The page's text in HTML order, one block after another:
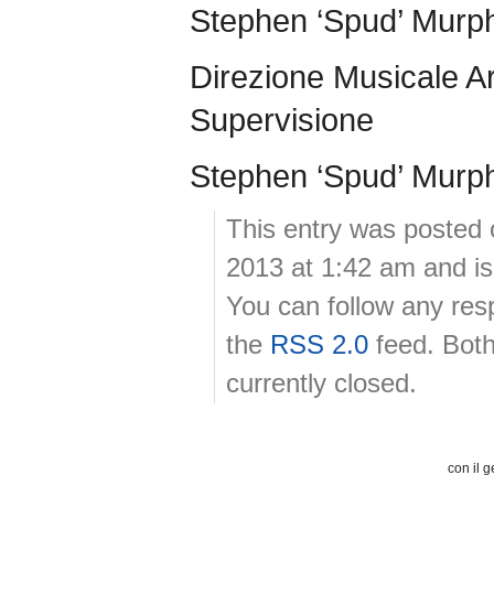
Stephen ‘Spud’
Direzione Musicale
Supervisione
Stephen ‘Spud’
This entry was posted
2013 at 1:42 am and
You can follow any
the RSS 2.0 feed.
currently closed.
con il